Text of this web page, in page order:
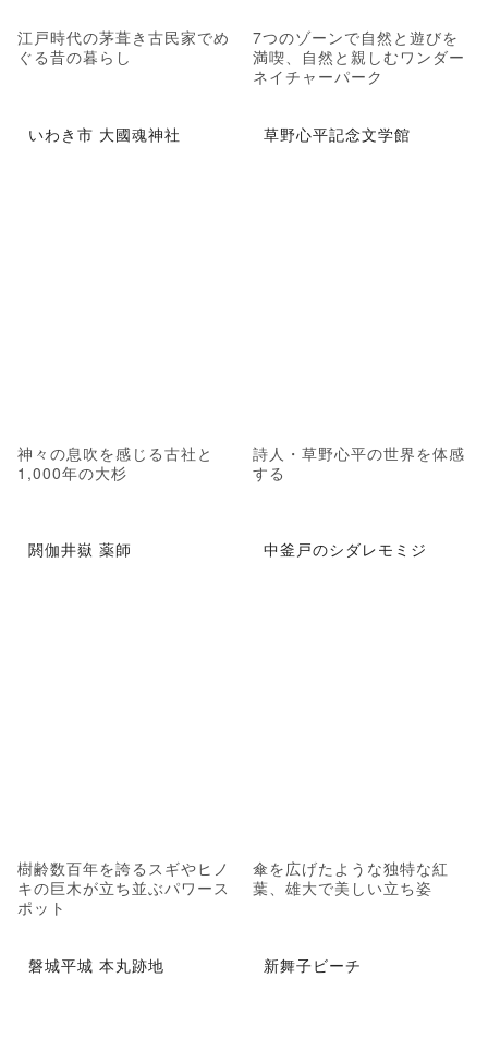
江戸時代の茅葺き古民家でめ
ぐる昔の暮らし
7つのゾーンで自然と遊びを
満喫、自然と親しむワンダー
ネイチャーパーク
いわき市 大國魂神社
神々の息吹を感じる古社と
1,000年の大杉
草野心平記念文学館
詩人・草野心平の世界を体感
する
閼伽井嶽 薬師
樹齢数百年を誇るスギやヒノ
キの巨木が立ち並ぶパワース
ポット
中釜戸のシダレモミジ
傘を広げたような独特な紅
葉、雄大で美しい立ち姿
磐城平城 本丸跡地 新舞子ビーチ